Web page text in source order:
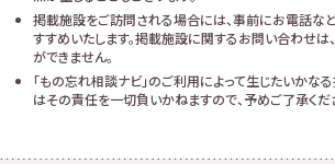
掲載施設をご訪問される場合には、事前にお電話な
すすめいたします。掲載施設に関するお問い合わせは
ができません。
「もの忘れ相談ナビ」のご利用によって生じたいかな
はその責任を一切負いかねますので、予めご了承くだ